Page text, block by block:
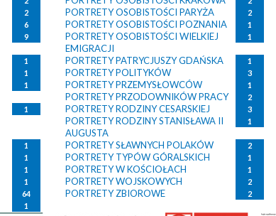
2 PORTRETY OSOBISTOŚCI PARYŻA 2
6 PORTRETY OSOBISTOŚCI POZNANIA 1
9
PORTRETY OSOBISTOŚCI WIELKIEJ
EMIGRACJI
1
1 PORTRETY PATRYCJUSZY GDAŃSKA 1
1 PORTRETY POLITYKÓW 3
1 PORTRETY PRZEMYSŁOWCÓW 1
PORTRETY PRZODOWNIKÓW PRACY 2
1 PORTRETY RODZINY CESARSKIEJ 3
PORTRETY RODZINY STANISŁAWA II
AUGUSTA
1
1 PORTRETY SŁAWNYCH POLAKÓW 2
1 PORTRETY TYPÓW GÓRALSKICH 1
1 PORTRETY W KOŚCIOŁACH 1
1 PORTRETY WOJSKOWYCH 2
64 PORTRETY ZBIOROWE 2
1